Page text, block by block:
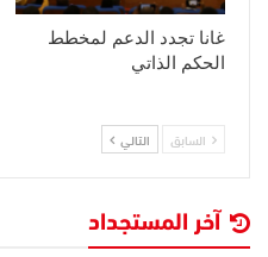
غانا تجدد الدعم لمخطط
الحكم الذاتي
السابق التالي
آخر المستجداد